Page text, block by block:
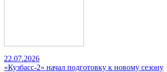
22.07.2026
«Кузбасс-2» начал подготовку к новому сезону